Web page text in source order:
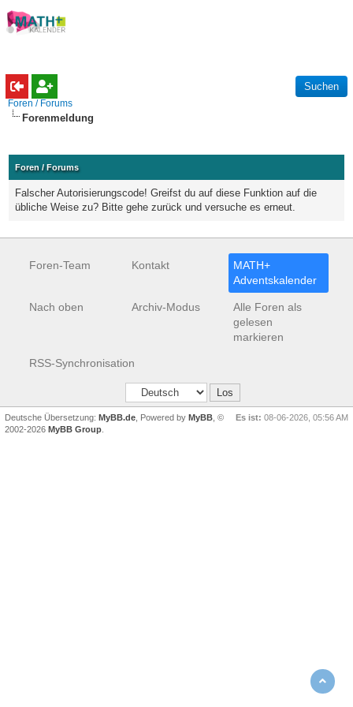
Foren / Forums
Forenmeldung
Foren / Forums
Falscher Autorisierungscode! Greifst du auf diese Funktion auf die
übliche Weise zu? Bitte gehe zurück und versuche es erneut.
Foren-Team Kontakt
MATH+
Adventskalender
Nach oben Archiv-Modus
Alle Foren als
gelesen
markieren
RSS-Synchronisation
Es ist: 08-06-2026, 05:56 AM
Deutsche Übersetzung: MyBB.de , Powered by MyBB , ©
2002-2026 MyBB Group